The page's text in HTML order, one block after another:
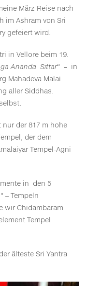
März-Reise nach
im Ashram von Sri
gefeiert wird.
in Vellore beim 19.
Ananda Sittar“ – in
Mahadeva Malai
aller Siddhas.
der 817 m hohe
der dem
Tempel-Agni
in den 5
– Tempeln
wir Chidambaram
Tempel
älteste Sri Yantra